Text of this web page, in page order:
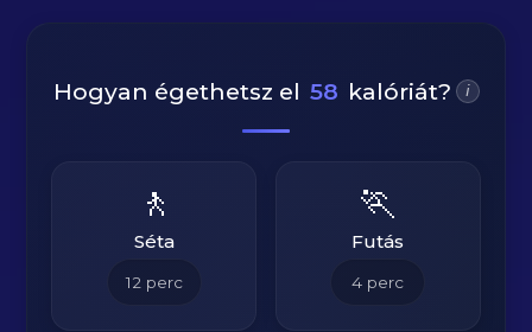
Hogyan égethetsz el 58 kalóriát? i
🚶
Séta
12 perc
🏃
Futás
4 perc